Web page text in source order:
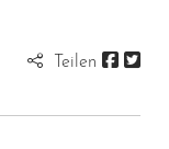
Teilen